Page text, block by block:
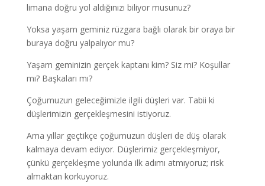
limana doğru yol aldığınızı biliyor musunuz?
Yoksa yaşam geminiz rüzgara bağlı olarak bir oraya bir
buraya doğru yalpalıyor mu?
Yaşam geminizin gerçek kaptanı kim? Siz mi? Koşullar
mı? Başkaları mı?
Çoğumuzun geleceğimizle ilgili düşleri var. Tabii ki
düşlerimizin gerçekleşmesini istiyoruz.
Ama yıllar geçtikçe çoğumuzun düşleri de düş olarak
kalmaya devam ediyor. Düşlerimiz gerçekleşmiyor,
çünkü gerçekleşme yolunda ilk adımı atmıyoruz; risk
almaktan korkuyoruz.